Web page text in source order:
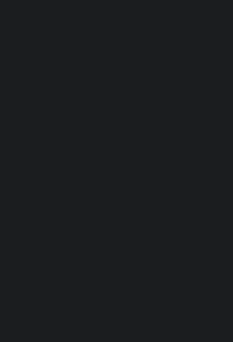
kökstavlor med stilrena motiv,
och illustrationer.
en varm och personlig